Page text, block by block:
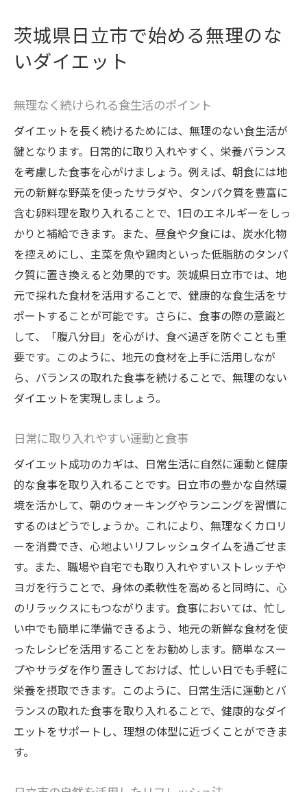
茨城県日立市で始める無理のな
いダイエット
無理なく続けられる食生活のポイント
ダイエットを長く続けるためには、無理のない食生活が
鍵となります。日常的に取り入れやすく、栄養バランス
を考慮した食事を心がけましょう。例えば、朝食には地
元の新鮮な野菜を使ったサラダや、タンパク質を豊富に
含む卵料理を取り入れることで、1日のエネルギーをしっ
かりと補給できます。また、昼食や夕食には、炭水化物
を控えめにし、主菜を魚や鶏肉といった低脂肪のタンパ
ク質に置き換えると効果的です。茨城県日立市では、地
元で採れた食材を活用することで、健康的な食生活をサ
ポートすることが可能です。さらに、食事の際の意識と
して、「腹八分目」を心がけ、食べ過ぎを防ぐことも重
要です。このように、地元の食材を上手に活用しなが
ら、バランスの取れた食事を続けることで、無理のない
ダイエットを実現しましょう。
日常に取り入れやすい運動と食事
ダイエット成功のカギは、日常生活に自然に運動と健康
的な食事を取り入れることです。日立市の豊かな自然環
境を活かして、朝のウォーキングやランニングを習慣に
するのはどうでしょうか。これにより、無理なくカロリ
ーを消費でき、心地よいリフレッシュタイムを過ごせま
す。また、職場や自宅でも取り入れやすいストレッチや
ヨガを行うことで、身体の柔軟性を高めると同時に、心
のリラックスにもつながります。食事においては、忙し
い中でも簡単に準備できるよう、地元の新鮮な食材を使
ったレシピを活用することをお勧めします。簡単なスー
プやサラダを作り置きしておけば、忙しい日でも手軽に
栄養を摂取できます。このように、日常生活に運動とバ
ランスの取れた食事を取り入れることで、健康的なダイ
エットをサポートし、理想の体型に近づくことができま
す。